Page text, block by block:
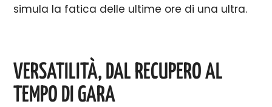
simula la fatica delle ultime ore di una ultra.
VERSATILITÀ, DAL RECUPERO AL
TEMPO DI GARA